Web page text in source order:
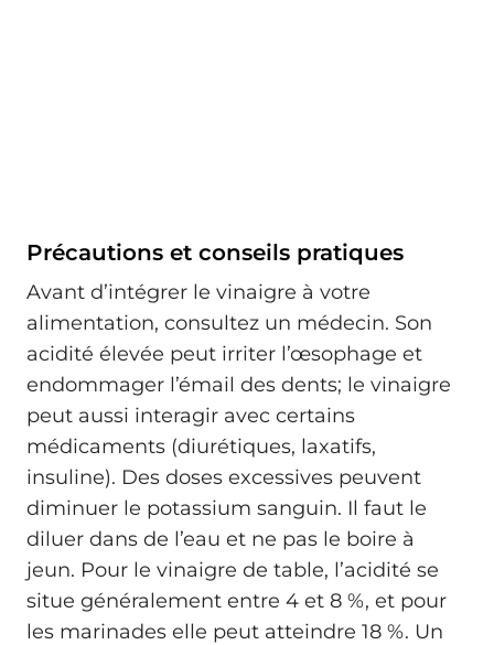
Précautions et conseils pratiques
Avant d’intégrer le vinaigre à votre
alimentation, consultez un médecin. Son
acidité élevée peut irriter l’œsophage et
endommager l’émail des dents; le vinaigre
peut aussi interagir avec certains
médicaments (diurétiques, laxatifs,
insuline). Des doses excessives peuvent
diminuer le potassium sanguin. Il faut le
diluer dans de l’eau et ne pas le boire à
jeun. Pour le vinaigre de table, l’acidité se
situe généralement entre 4 et 8 %, et pour
les marinades elle peut atteindre 18 %. Un